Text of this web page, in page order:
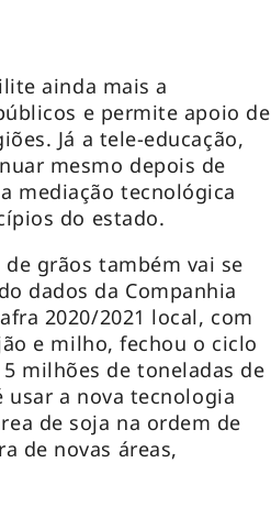
ainda mais a
e permite apoio de
Já a tele-educação,
mesmo depois de
mediação tecnológica
do estado.
grãos também vai se
dados da Companhia
2020/2021 local, com
e milho, fechou o ciclo
milhões de toneladas de
usar a nova tecnologia
de soja na ordem de
de novas áreas,